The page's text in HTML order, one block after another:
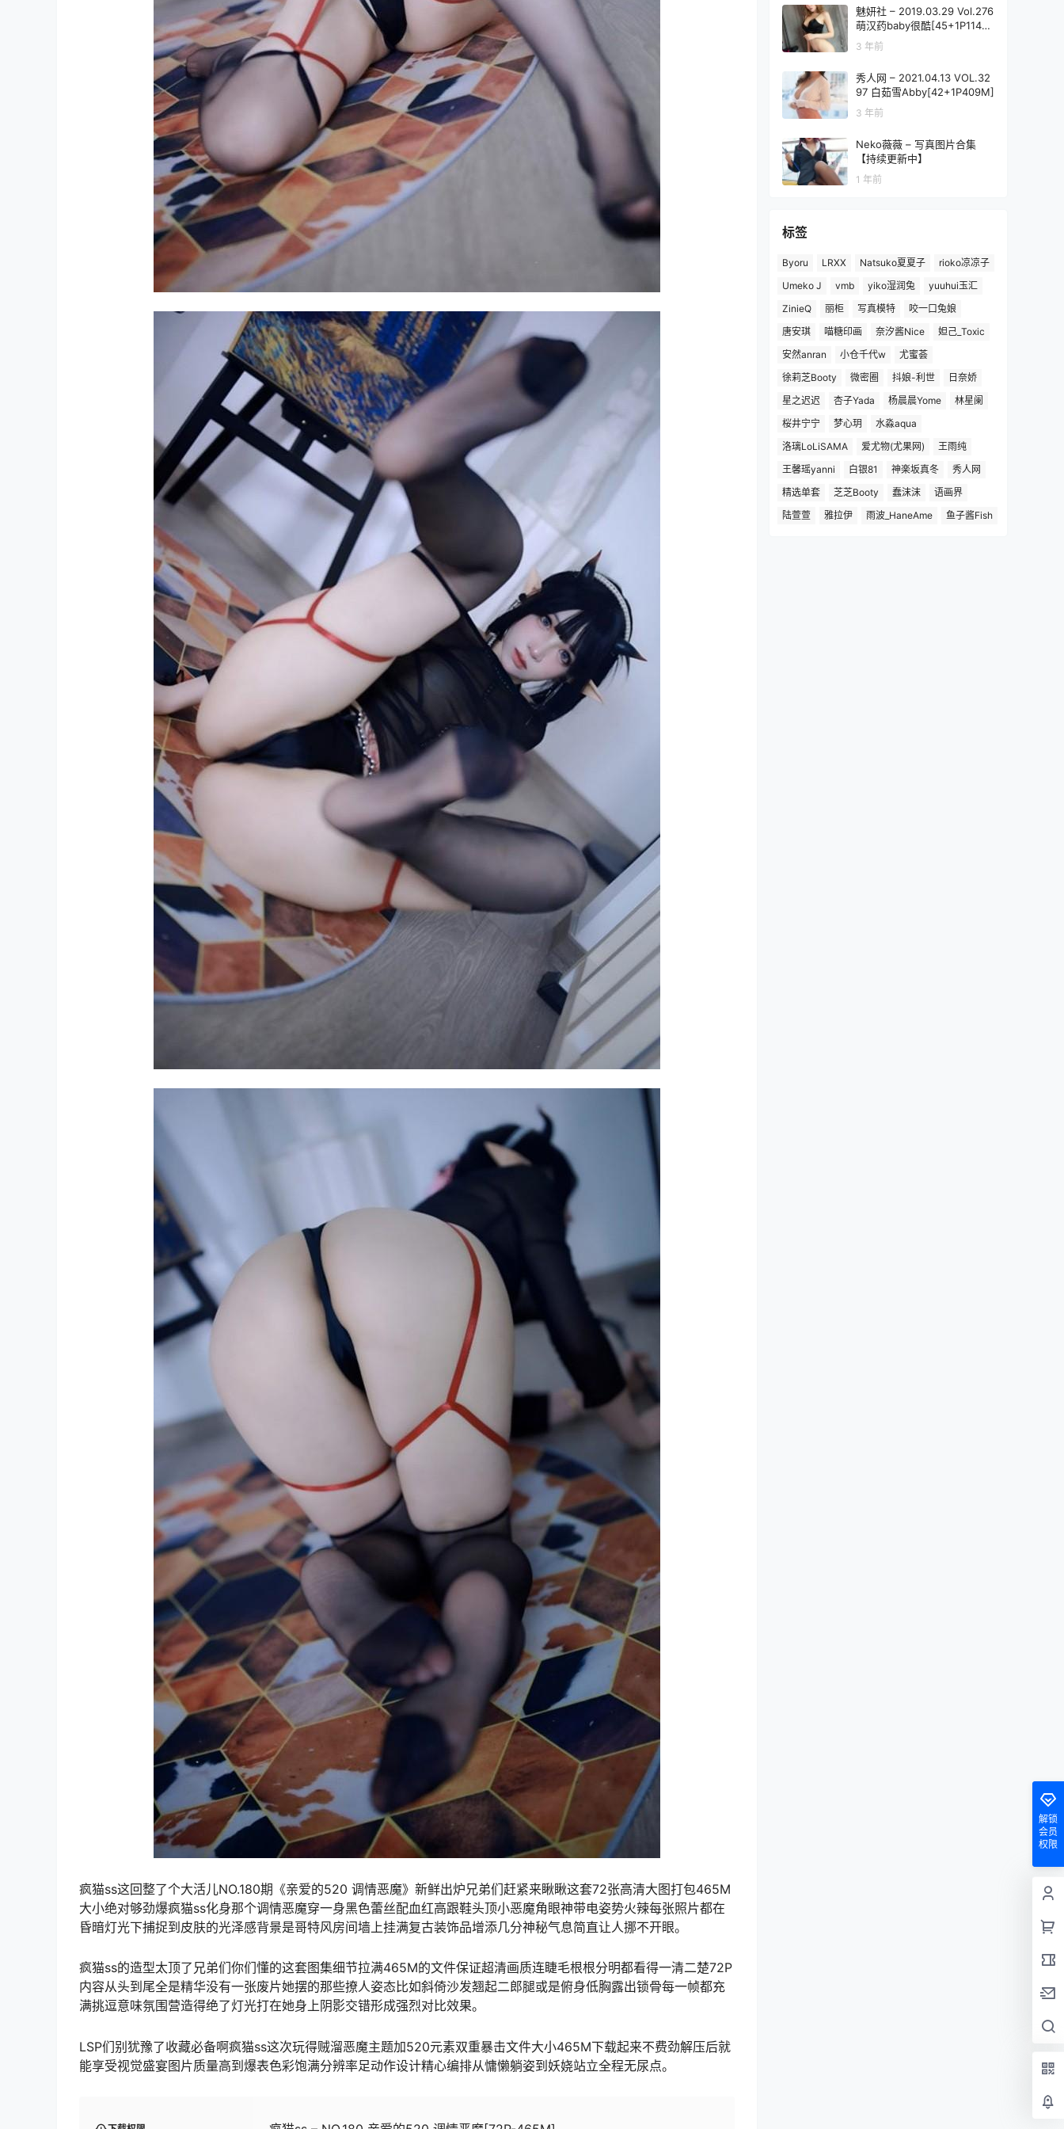
疯猫ss这回整了个大活儿NO.180期《亲爱的520 调情恶魔》新鲜出炉兄弟们赶紧来瞅瞅这套72张高清大图打包465M
大小绝对够劲爆疯猫ss化身那个调情恶魔穿一身黑色蕾丝配血红高跟鞋头顶小恶魔角眼神带电姿势火辣每张照片都在
昏暗灯光下捕捉到皮肤的光泽感背景是哥特风房间墙上挂满复古装饰品增添几分神秘气息简直让人挪不开眼。
疯猫ss的造型太顶了兄弟们你们懂的这套图集细节拉满465M的文件保证超清画质连睫毛根根分明都看得一清二楚72P
内容从头到尾全是精华没有一张废片她摆的那些撩人姿态比如斜倚沙发翘起二郎腿或是俯身低胸露出锁骨每一帧都充
满挑逗意味氛围营造得绝了灯光打在她身上阴影交错形成强烈对比效果。
LSP们别犹豫了收藏必备啊疯猫ss这次玩得贼溜恶魔主题加520元素双重暴击文件大小465M下载起来不费劲解压后就
能享受视觉盛宴图片质量高到爆表色彩饱满分辨率足动作设计精心编排从慵懒躺姿到妖娆站立全程无尿点。
魅妍社 – 2019.03.29 Vol.276
萌汉药baby很酷[45+1P114
M]
3 年前
秀人网 – 2021.04.13 VOL.32
97 白茹雪Abby[42+1P409M]
3 年前
Neko薇薇 – 写真图片合集
【持续更新中】
1 年前
标签
Byoru LRXX Natsuko夏夏子
rioko凉凉子
Umeko J
vmb yiko湿润兔
yuuhui玉汇
ZinieQ
丽柜 写真模特
咬一口兔娘
唐安琪
喵糖印画 奈汐酱Nice
妲己_Toxic
安然anran
小仓千代w
尤蜜荟
徐莉芝Booty
微密圈 抖娘-利世
日奈娇
星之迟迟
杏子Yada 杨晨晨Yome
林星阑
桜井宁宁
梦心玥
水淼aqua
洛璃LoLiSAMA
爱尤物(尤果网)
王雨纯
王馨瑶yanni
白银81 神楽坂真冬
秀人网
精选单套
芝芝Booty 蠢沫沫
语画界
陆萱萱
雅拉伊 雨波_HaneAme 鱼子酱Fish
解锁
会员
权限